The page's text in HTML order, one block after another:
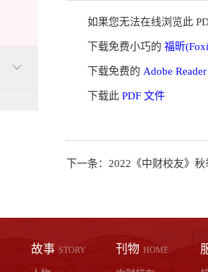
如果您无法在线浏览此
下载免费小巧的 福昕
下载免费的 Adobe
下载此 PDF 文件
下一条： 2022《中财校友》秋
故事 STORY 刊物 HOME